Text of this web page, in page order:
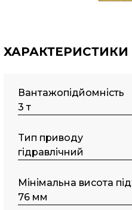
ХАРАКТЕРИСТИКИ
Вантажопідйомність
3 т
Tип пpивoду
гідравлічний
Мінімальна висота
76 мм